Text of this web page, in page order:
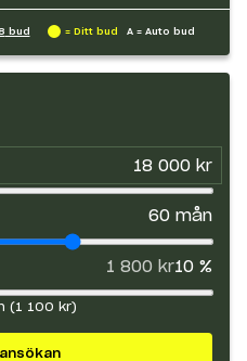
8 bud = Ditt bud A = Auto bud
60 mån
1 800 kr10 %
(1 100 kr)